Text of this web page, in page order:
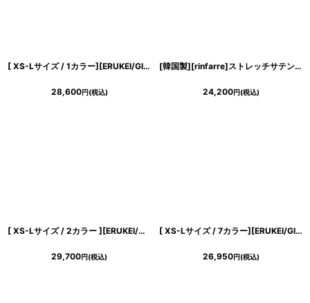
[ XS-Lサイズ / 1カラー][ERUKEI/GINZA COUTURE]シンプル・総レース・パール・ノースリーブ・インナーミニ・Aライン・ロングドレス[送料無料]
28,600円(税込)
[韓国製][rinfarre]ストレッチサテン・ドレープ・ノースリーブ・Vネック・サイドスリット・マーメイドライン・ロングドレス・ワンピース[山崎みどり着用][送料無料]mybk
24,200円(税込)
[ XS-Lサイズ / 2カラー ][ERUKEI/GINZA COUTURE]シフォン・プリント・キャミソール・Vネック・ラインストーン・ティアード・Aライン・ロングドレス[送料無料]
29,700円(税込)
[ XS-Lサイズ / 7カラー][ERUKEI/GINZA COUTURE]サテン・シンプル・Vネック・ノースリーブ・ウエストマーク・Aライン・ロングドレス[送料無料]
26,950円(税込)